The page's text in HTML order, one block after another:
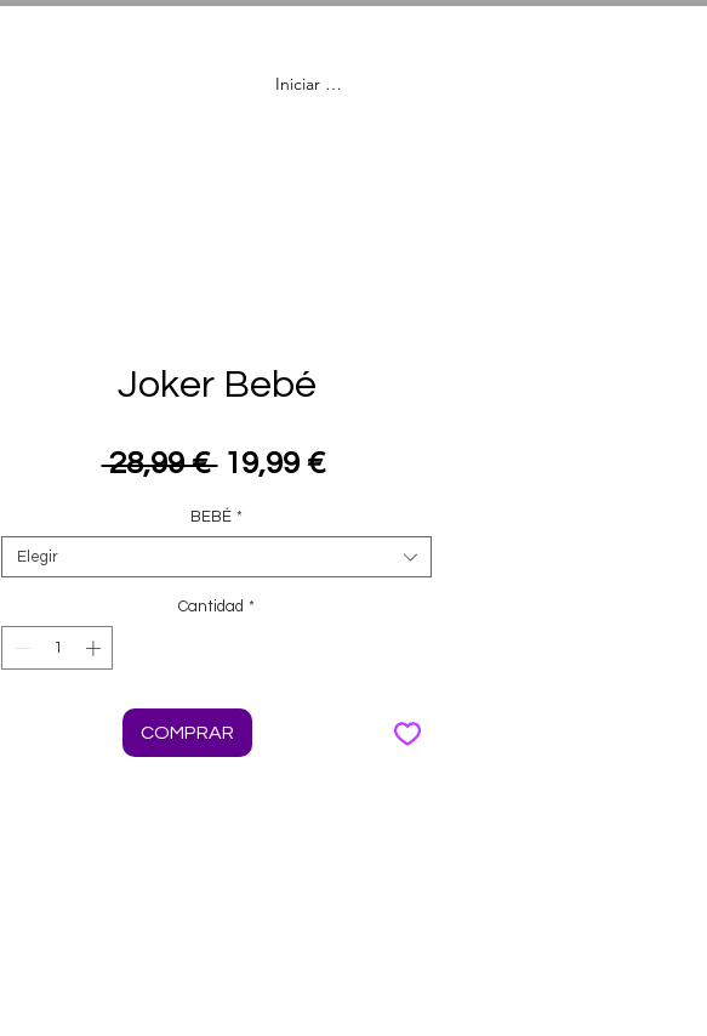
Iniciar Sesión
Joker Bebé
28,99 € Precio
19,99 €Precio
oferta
BEBÉ *
Elegir
Cantidad *
COMPRAR